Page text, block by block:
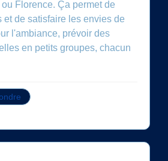
Florence. Ça permet de
et de satisfaire les envies de
l'ambiance, prévoir des
en petits groupes, chacun